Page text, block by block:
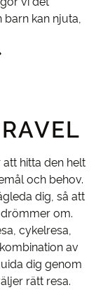
kan njuta,
hitta den helt
och behov.
dig, så att
om.
cykelresa,
av
dig genom
rätt resa.